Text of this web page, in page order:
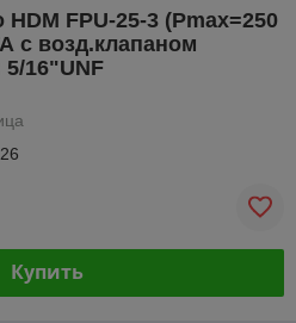
FPU-25-3 (Рmax=250
с возд.клапаном
5/16"UNF
Купить